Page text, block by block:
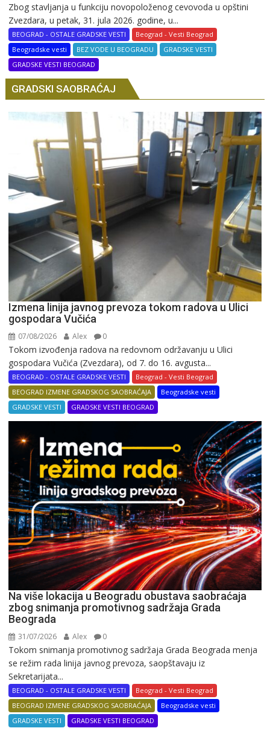
Zbog stavljanja u funkciju novopoloženog cevovoda u opštini
Zvezdara, u petak, 31. jula 2026. godine, u...
BEOGRAD - OSTALE GRADSKE VESTI
Beograd - Vesti Beograd
Beogradske vesti
BEZ VODE U BEOGRADU
GRADSKE VESTI
GRADSKE VESTI BEOGRAD
GRADSKI SAOBRAĆAJ
Izmena linija javnog prevoza tokom radova u Ulici
gospodara Vučića
07/08/2026 Alex 0
Tokom izvođenja radova na redovnom održavanju u Ulici
gospodara Vučića (Zvezdara), od 7. do 16. avgusta...
BEOGRAD - OSTALE GRADSKE VESTI
Beograd - Vesti Beograd
BEOGRAD IZMENE GRADSKOG SAOBRAĆAJA
Beogradske vesti
GRADSKE VESTI
GRADSKE VESTI BEOGRAD
Na više lokacija u Beogradu obustava saobraćaja
zbog snimanja promotivnog sadržaja Grada
Beograda
31/07/2026 Alex 0
Tokom snimanja promotivnog sadržaja Grada Beograda menja
se režim rada linija javnog prevoza, saopštavaju iz
Sekretarijata...
BEOGRAD - OSTALE GRADSKE VESTI
Beograd - Vesti Beograd
BEOGRAD IZMENE GRADSKOG SAOBRAĆAJA
Beogradske vesti
GRADSKE VESTI
GRADSKE VESTI BEOGRAD